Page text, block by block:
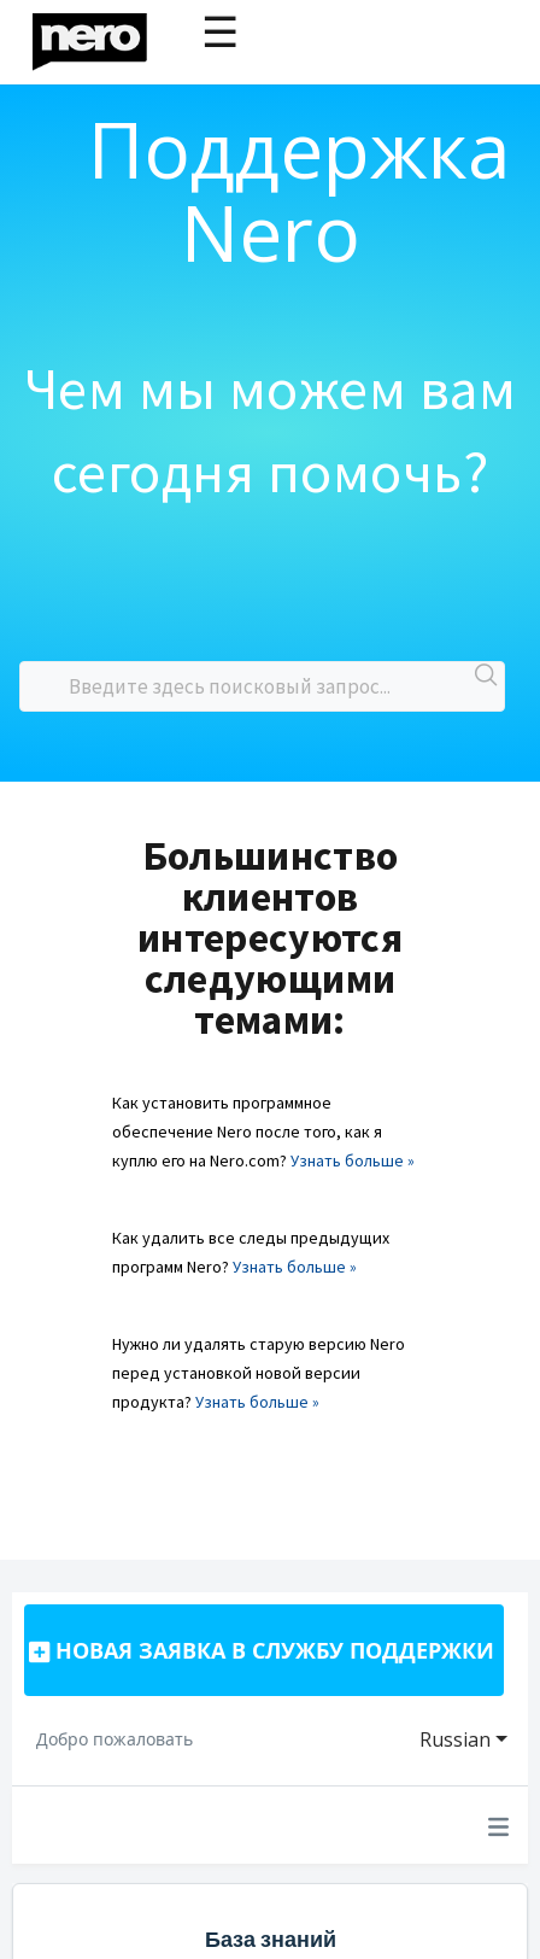
☰
Поддержка
Nero
Чем мы можем вам
сегодня помочь?
Большинство
клиентов
интересуются
следующими
темами:
Как установить программное
обеспечение Nero после того, как я
куплю его на Nero.com? Узнать больше »
Как удалить все следы предыдущих
программ Nero? Узнать больше »
Нужно ли удалять старую версию Nero
перед установкой новой версии
продукта? Узнать больше »
НОВАЯ ЗАЯВКА В СЛУЖБУ ПОДДЕРЖКИ
Russian
Добро пожаловать
База знаний